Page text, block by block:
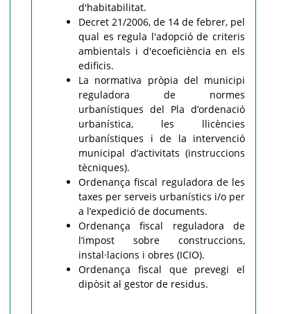
d'habitabilitat.
Decret 21/2006, de 14 de febrer, pel
qual es regula l'adopció de criteris
ambientals i d'ecoeficiència en els
edificis.
La normativa pròpia del municipi
reguladora de normes
urbanístiques del Pla d’ordenació
urbanística, les llicències
urbanístiques i de la intervenció
municipal d’activitats (instruccions
tècniques).
Ordenança fiscal reguladora de les
taxes per serveis urbanístics i/o per
a l’expedició de documents.
Ordenança fiscal reguladora de
l’impost sobre construccions,
instal·lacions i obres (ICIO).
Ordenança fiscal que prevegi el
dipòsit al gestor de residus.